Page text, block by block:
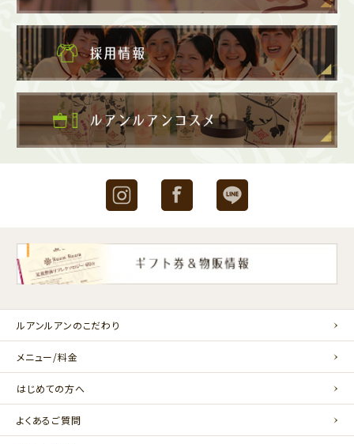
Instagram Facebook
ルアンルアンのこだわり
メニュー/料金
はじめての方へ
よくあるご質問